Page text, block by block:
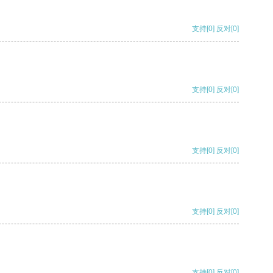
支持[0] 反对[0]
支持[0] 反对[0]
支持[0] 反对[0]
支持[0] 反对[0]